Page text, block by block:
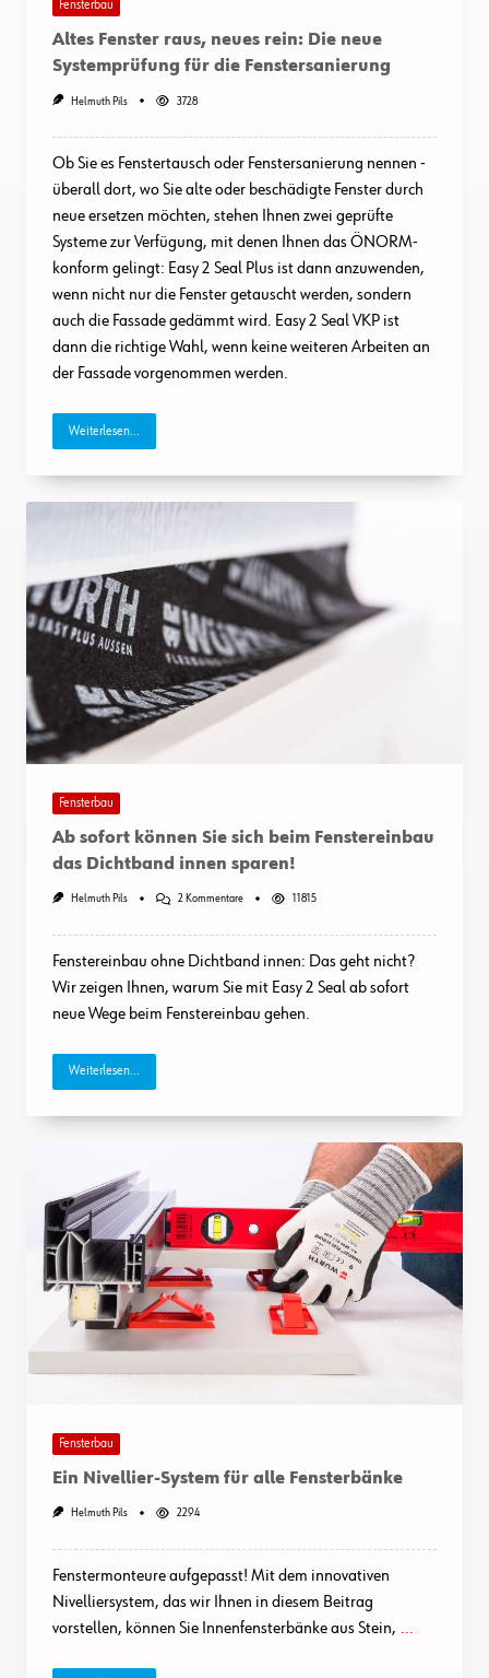
Fensterbau
Altes Fenster raus, neues rein: Die neue
Systemprüfung für die Fenstersanierung
Helmuth Pils 3728
Ob Sie es Fenstertausch oder Fenstersanierung nennen -
überall dort, wo Sie alte oder beschädigte Fenster durch
neue ersetzen möchten, stehen Ihnen zwei geprüfte
Systeme zur Verfügung, mit denen Ihnen das ÖNORM-
konform gelingt: Easy 2 Seal Plus ist dann anzuwenden,
wenn nicht nur die Fenster getauscht werden, sondern
auch die Fassade gedämmt wird. Easy 2 Seal VKP ist
dann die richtige Wahl, wenn keine weiteren Arbeiten an
der Fassade vorgenommen werden.
Weiterlesen...
Fensterbau
Ab sofort können Sie sich beim Fenstereinbau
das Dichtband innen sparen!
Helmuth Pils 2 KommentareZu
Sie
Beim
Fenstereinbau
11815
Fenstereinbau ohne Dichtband innen: Das geht nicht?
Wir zeigen Ihnen, warum Sie mit Easy 2 Seal ab sofort
neue Wege beim Fenstereinbau gehen.
Weiterlesen...
Fensterbau
Ein Nivellier-System für alle Fensterbänke
Helmuth Pils 2294
Fenstermonteure aufgepasst! Mit dem innovativen
Nivelliersystem, das wir Ihnen in diesem Beitrag
vorstellen, können Sie Innenfensterbänke aus Stein, ...